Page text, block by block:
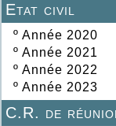
Etat civil
º Année 2020
º Année 2021
º Année 2022
º Année 2023
C.R. de